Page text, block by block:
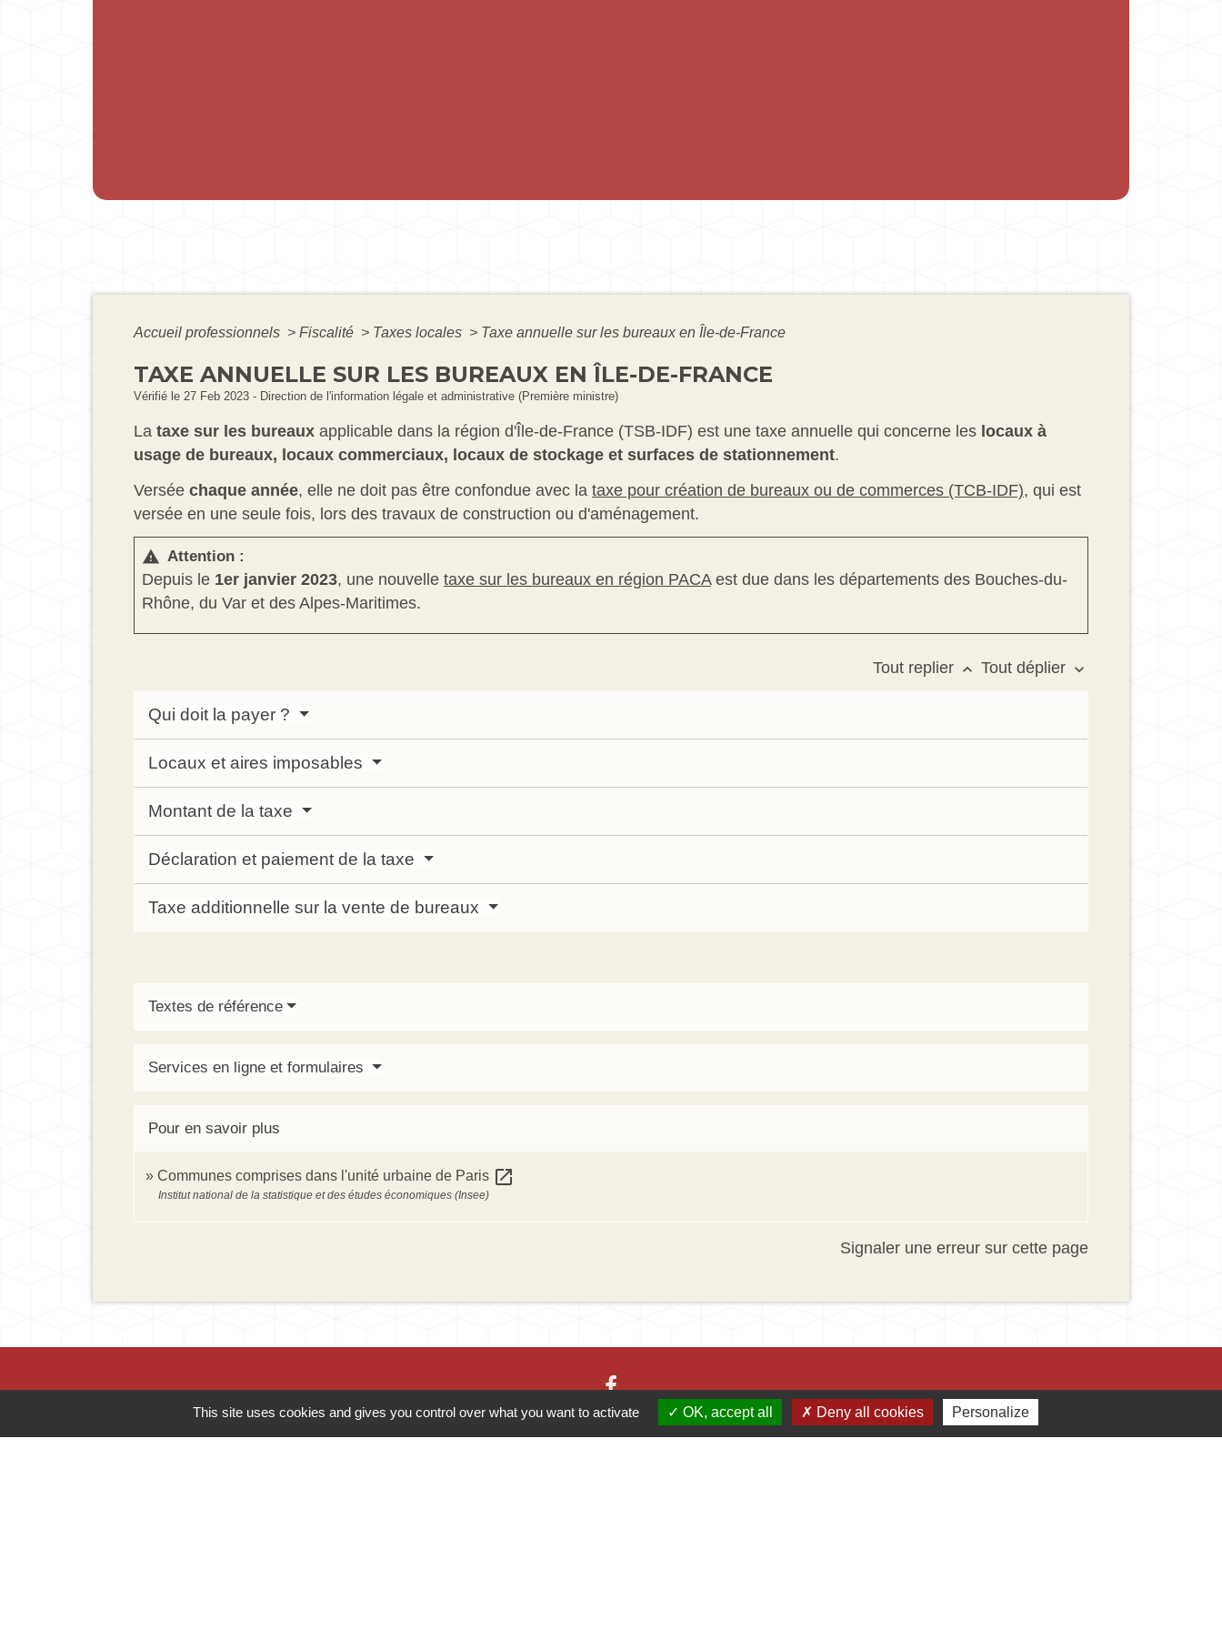
Accueil professionnels > Fiscalité > Taxes locales > Taxe annuelle sur les bureaux en Île-de-France
TAXE ANNUELLE SUR LES BUREAUX EN ÎLE-DE-FRANCE
Vérifié le 27 Feb 2023 - Direction de l'information légale et administrative (Première ministre)
La taxe sur les bureaux applicable dans la région d'Île-de-France (TSB-IDF) est une taxe annuelle qui concerne les locaux à
usage de bureaux, locaux commerciaux, locaux de stockage et surfaces de stationnement.
Versée chaque année, elle ne doit pas être confondue avec la taxe pour création de bureaux ou de commerces (TCB-IDF), qui est
versée en une seule fois, lors des travaux de construction ou d'aménagement.
warning Attention :
Depuis le 1er janvier 2023, une nouvelle taxe sur les bureaux en région PACAest due dans les départements des Bouches-du-
Rhône, du Var et des Alpes-Maritimes.
Tout replier keyboard_arrow_up Tout déplier keyboard_arrow_down
Qui doit la payer ?
Locaux et aires imposables
Montant de la taxe
Déclaration et paiement de la taxe
Taxe additionnelle sur la vente de bureaux
Textes de référence
Services en ligne et formulaires
Pour en savoir plus
Communes comprises dans l'unité urbaine de Paris open_in_new
Institut national de la statistique et des études économiques (Insee)
Signaler une erreur sur cette page
This site uses cookies and gives you control over what you want to activate OK, accept all Deny all cookies Personalize